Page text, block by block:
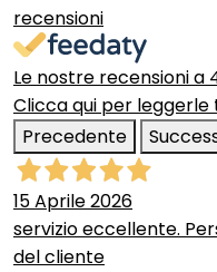
recensioni
Le nostre recensioni a
Clicca qui per leggerle
Precedente
15 Aprile 2026
servizio eccellente.
del cliente